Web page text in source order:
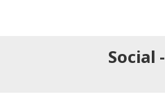
Social